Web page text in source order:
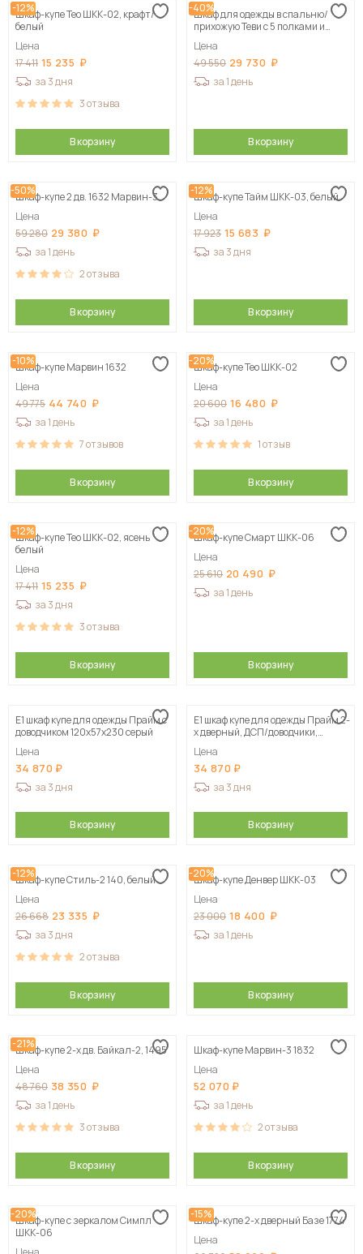
-12%
Шкаф-купе Тео ШКК-02, крафт/
белый
Цена
17 411 15 235
за 3 дня
3отзыва
В корзину
-40%
Шкаф для одежды в спальню/
прихожую Теви с 5 полками и
Цена
49 550 29 730
за 1 день
В корзину
-50%
Шкаф-купе 2 дв. 1632 Марвин-3
Цена
59 280 29 380
за 1 день
2отзыва
В корзину
-12%
Шкаф-купе Тайм ШКК-03, белый
Цена
17 923 15 683
за 3 дня
В корзину
-10%
Шкаф-купе Марвин 1632
Цена
49 775 44 740
за 1 день
7отзывов
В корзину
-20%
Шкаф-купе Тео ШКК-02
Цена
20 600 16 480
за 1 день
1отзыв
В корзину
-12%
Шкаф-купе Тео ШКК-02, ясень
белый
Цена
17 411 15 235
за 3 дня
3отзыва
В корзину
-20%
Шкаф-купе Смарт ШКК-06
Цена
25 610 20 490
за 1 день
В корзину
Е1 шкаф купе для одежды Прайм с
доводчиком 120x57x230 серый
Цена
34 870
за 3 дня
В корзину
Е1 шкаф купе для одежды Прайм 2-
х дверный, ДСП/доводчики,
Цена
34 870
за 3 дня
В корзину
-12%
Шкаф-купе Стиль-2 140, белый
Цена
26 668 23 335
за 3 дня
2отзыва
В корзину
-20%
Шкаф-купе Денвер ШКК-03
Цена
23 000 18 400
за 1 день
В корзину
-21%
Шкаф-купе 2-х дв. Байкал-2, 1495
Цена
48 760 38 350
за 1 день
3отзыва
В корзину
Шкаф-купе Марвин-3 1832
Цена
52 070
за 1 день
2отзыва
В корзину
-20%
Шкаф-купе с зеркалом Симпл
ШКК-06
-15%
Шкаф-купе 2-х дверный Базе 1774
Цена